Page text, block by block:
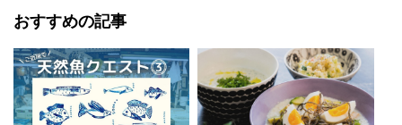
おすすめの記事